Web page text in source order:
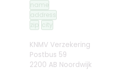
name
address
zip city
KNMV Verzekering
Postbus 59
2200 AB Noordwijk